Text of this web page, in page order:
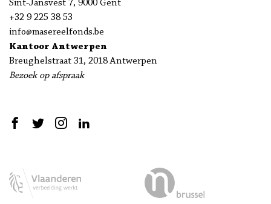
Sint-Jansvest 7, 9000 Gent
+32 9 225 38 53
info@masereelfonds.be
Kantoor Antwerpen
Breughelstraat 31, 2018 Antwerpen
Bezoek op afspraak